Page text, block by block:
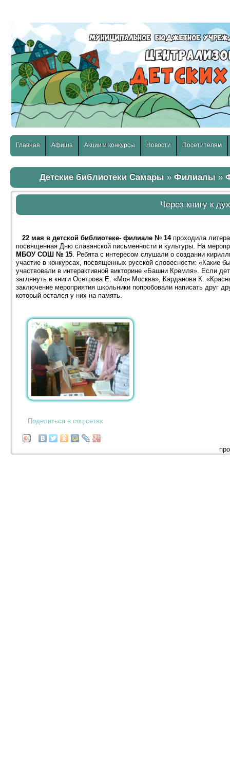
Главная Афиша Акции и конкурсы Новости Посетителям
Детские библиотеки Самары» Филиалы»
Через книгу к
22 мая в детской библиотеке- филиале № 14проходила
посвященная Дню славянской письменности и культуры. На
МБОУ СОШ № 15. Ребята с интересом слушали о создании
участие в конкурсах, посвященных русской словесности: «Какие
участвовали в интерактивной викторине «Башни Кремля». Если
заглянуть в книги Осетрова Е. «Моя Москва», Карданова К.
заключение мероприятия школьники попробовали написать друг
который остался у них на память.
Поделиться в соц.сетях